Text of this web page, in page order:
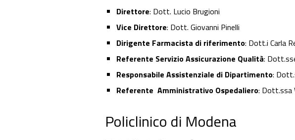
Direttore: Dott. Lucio Brugioni
Vice Direttore: Dott. Giovanni Pinelli
Dirigente Farmacista di riferimento: Dott.i Carla
Referente Servizio Assicurazione Qualità:
Responsabile Assistenziale di Dipartimento:
Referente Amministrativo Ospedaliero: Dott.ssa
Policlinico di Modena